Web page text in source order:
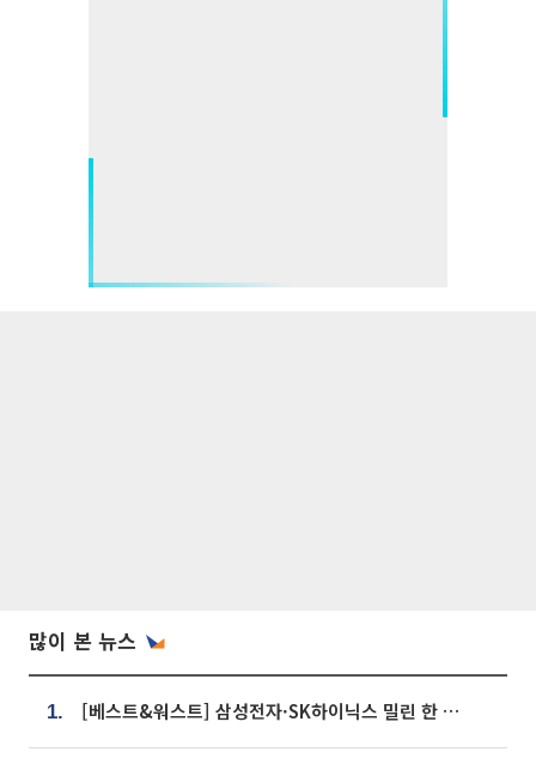
많이 본 뉴스
1. [베스트&워스트] 삼성전자·SK하이닉스 밀린 한 주…상상인증권은 85% 급등